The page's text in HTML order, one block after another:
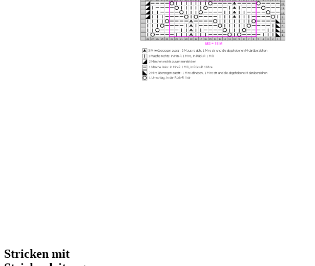
Stricken mit